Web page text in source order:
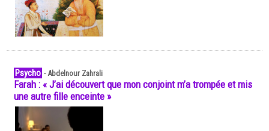
Psycho -Abdelnour Zahrali
Farah : « J’ai découvert que mon conjoint m’a trompée et mis
une autre fille enceinte »